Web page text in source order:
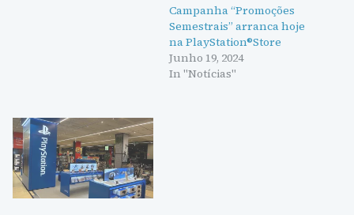
Campanha “Promoções
Semestrais” arranca hoje
na PlayStation®Store
Junho 19, 2024
In "Notícias"